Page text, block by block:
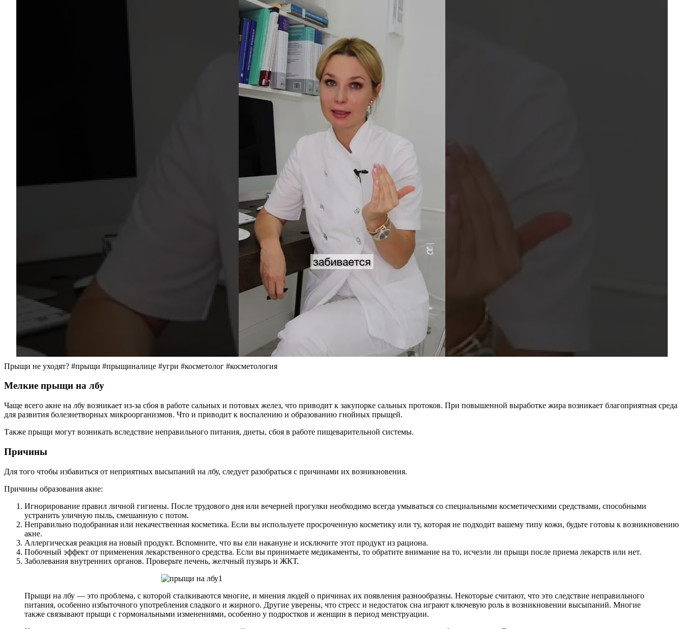
Прыщи не уходят? #прыщи #прыщиналице #угри #косметолог #косметология
Мелкие прыщи на лбу
Чаще всего акне на лбу возникает из-за сбоя в работе сальных и потовых желез, что приводит к закупорке сальных протоков. При повышенной выработке жира возникает благоприятная среда
для развития болезнетворных микроорганизмов. Что и приводит к воспалению и образованию гнойных прыщей.
Также прыщи могут возникать вследствие неправильного питания, диеты, сбоя в работе пищеварительной системы.
Причины
Для того чтобы избавиться от неприятных высыпаний на лбу, следует разобраться с причинами их возникновения.
Причины образования акне:
Игнорирование правил личной гигиены. После трудового дня или вечерней прогулки необходимо всегда умываться со специальными косметическими средствами, способными
устранить уличную пыль, смешанную с потом.
Неправильно подобранная или некачественная косметика. Если вы используете просроченную косметику или ту, которая не подходит вашему типу кожи, будьте готовы к возникновению
акне.
Аллергическая реакция на новый продукт. Вспомните, что вы ели накануне и исключите этот продукт из рациона.
Побочный эффект от применения лекарственного средства. Если вы принимаете медикаменты, то обратите внимание на то, исчезли ли прыщи после приема лекарств или нет.
Заболевания внутренних органов. Проверьте печень, желчный пузырь и ЖКТ.
Прыщи на лбу — это проблема, с которой сталкиваются многие, и мнения людей о причинах их появления разнообразны. Некоторые считают, что это следствие неправильного
питания, особенно избыточного употребления сладкого и жирного. Другие уверены, что стресс и недостаток сна играют ключевую роль в возникновении высыпаний. Многие
также связывают прыщи с гормональными изменениями, особенно у подростков и женщин в период менструации.